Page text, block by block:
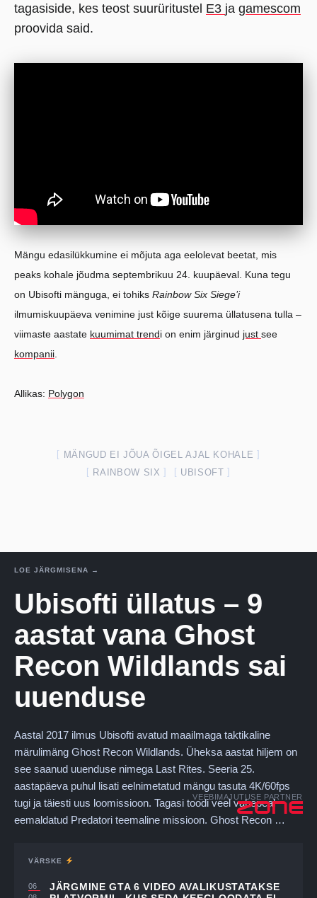
tagasiside, kes teost suurüritustel E3 ja gamescom
proovida said.
Mängu edasilükkumine ei mõjuta aga eelolevat beetat, mis
peaks kohale jõudma septembrikuu 24. kuupäeval. Kuna tegu
on Ubisofti mänguga, ei tohiks Rainbow Six Siege’i
ilmumiskuupäeva venimine just kõige suurema üllatusena tulla –
viimaste aastate kuumimat trendi on enim järginud just see
kompanii.
Allikas: Polygon
MÄNGUD EI JÕUA ÕIGEL AJAL KOHALE
RAINBOW SIX
UBISOFT
LOE JÄRGMISENA →
Ubisofti üllatus – 9
aastat vana Ghost
Recon Wildlands sai
uuenduse
Aastal 2017 ilmus Ubisofti avatud maailmaga taktikaline
märulimäng Ghost Recon Wildlands. Üheksa aastat hiljem on
see saanud uuenduse nimega Last Rites. Seeria 25.
aastapäeva puhul lisati eelnimetatud mängu tasuta 4K/60fps
tugi ja täiesti uus loomissioon. Tagasi toodi veel vahepeal
eemaldatud Predatori teemaline missioon. Ghost Recon …
VÄRSKE
06
JÄRGMINE GTA 6 VIDEO AVALIKUSTATAKSE
VEEBIMAJUTUSE PARTNER